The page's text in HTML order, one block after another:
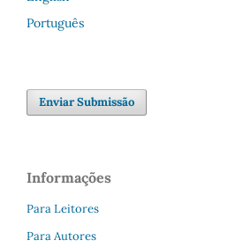
Português
Enviar Submissão
Informações
Para Leitores
Para Autores